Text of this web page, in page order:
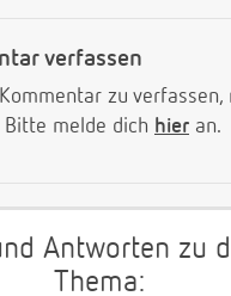
verfassen
zu verfassen,
melde dich hier an.
Antworten zu
Thema: